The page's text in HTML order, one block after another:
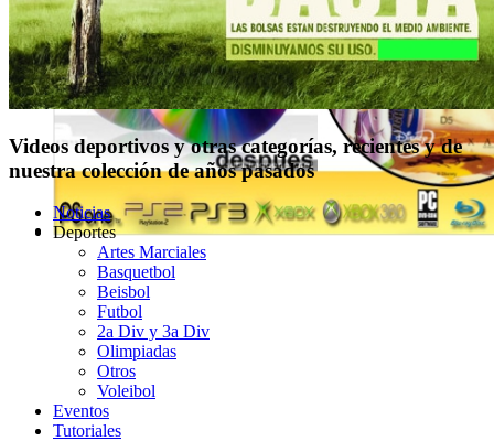
Videos deportivos y otras categorías, recientes y de
nuestra colección de años pasados
Noticias
Deportes
Artes Marciales
Basquetbol
Beisbol
Futbol
2a Div y 3a Div
Olimpiadas
Otros
Voleibol
Eventos
Tutoriales